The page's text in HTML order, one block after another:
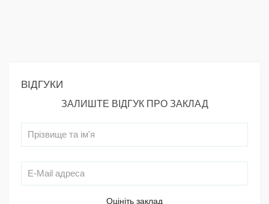
ВІДГУКИ
ЗАЛИШТЕ ВІДГУК ПРО ЗАКЛАД
Оцініть заклад